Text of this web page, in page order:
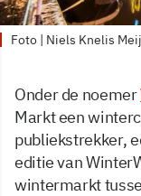
Foto | Niels Knelis
Onder de noemer
Markt een
publiekstrekker,
editie van
wintermarkt